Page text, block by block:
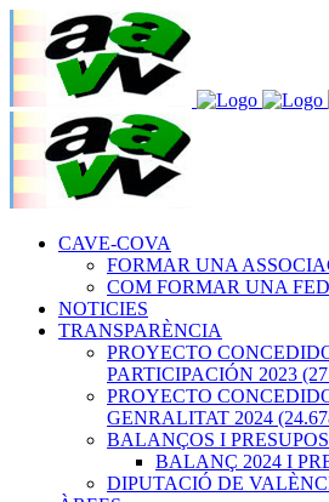
CAVE-COVA
FORMAR UNA
COM FORMAR UNA
NOTICIES
TRANSPARÈNCIA
PROYECTO
PARTICIPACIÓN 2023
PROYECTO
GENRALITAT 2024
BALANÇOS I
BALANÇ 2024 I
DIPUTACIÓ DE